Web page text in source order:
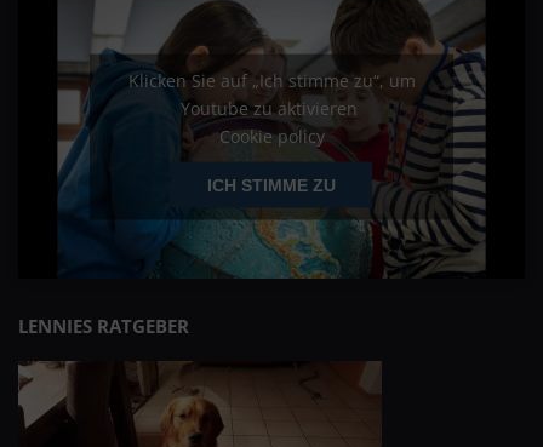
Klicken Sie auf „Ich stimme zu“, um
Youtube zu aktivieren
Cookie policy
ICH STIMME ZU
LENNIES RATGEBER